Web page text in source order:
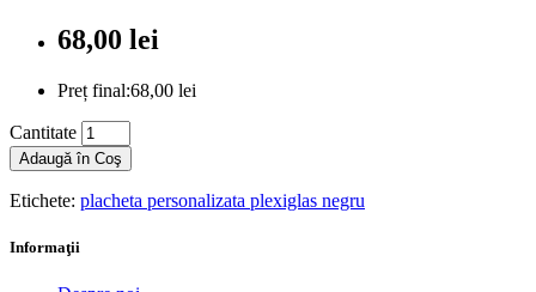
68,00 lei
Preț final:68,00 lei
Cantitate
Adaugă în Coş
Etichete: placheta personalizata plexiglas negru
Informaţii